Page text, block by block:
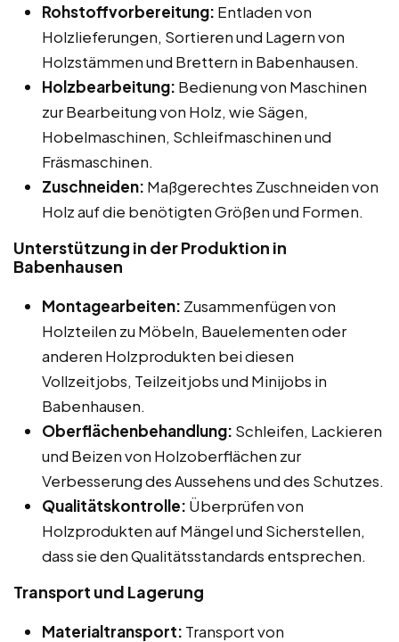
Rohstoffvorbereitung: Entladen von
Holzlieferungen, Sortieren und Lagern von
Holzstämmen und Brettern in Babenhausen.
Holzbearbeitung: Bedienung von Maschinen
zur Bearbeitung von Holz, wie Sägen,
Hobelmaschinen, Schleifmaschinen und
Fräsmaschinen.
Zuschneiden: Maßgerechtes Zuschneiden von
Holz auf die benötigten Größen und Formen.
Unterstützung in der Produktion in
Babenhausen
Montagearbeiten: Zusammenfügen von
Holzteilen zu Möbeln, Bauelementen oder
anderen Holzprodukten bei diesen
Vollzeitjobs, Teilzeitjobs und Minijobs in
Babenhausen.
Oberflächenbehandlung: Schleifen, Lackieren
und Beizen von Holzoberflächen zur
Verbesserung des Aussehens und des Schutzes.
Qualitätskontrolle: Überprüfen von
Holzprodukten auf Mängel und Sicherstellen,
dass sie den Qualitätsstandards entsprechen.
Transport und Lagerung
Materialtransport: Transport von